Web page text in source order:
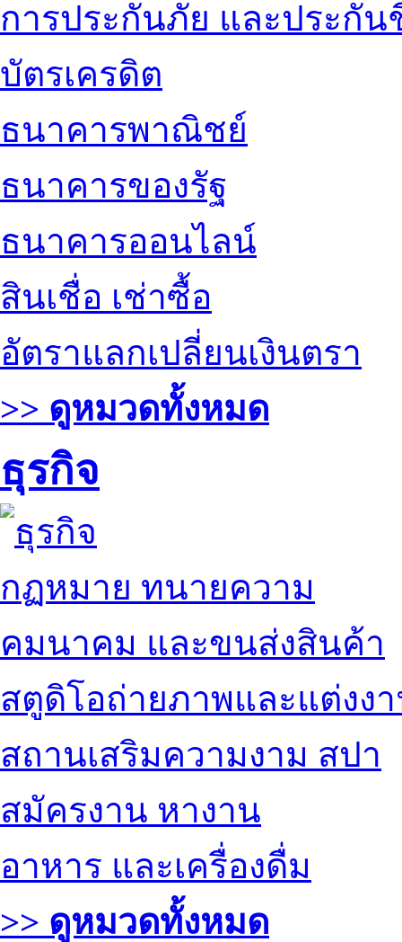
การประกันภัย และประกัน
บัตรเครดิต
ธนาคารพาณิชย์
ธนาคารของรัฐ
ธนาคารออนไลน์
สินเชื่อ เช่าซื้อ
อัตราแลกเปลี่ยนเงินตรา
>> ดูหมวดทั้งหมด
ธุรกิจ
กฏหมาย ทนายความ
คมนาคม และขนส่งสินค้า
สตูดิโอถ่ายภาพและแต่งง
สถานเสริมความงาม สปา
สมัครงาน หางาน
อาหาร และเครื่องดื่ม
>> ดูหมวดทั้งหมด